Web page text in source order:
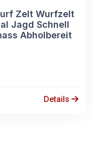
Zelt Wurfzelt
Jagd Schnell
Abholbereit
Details